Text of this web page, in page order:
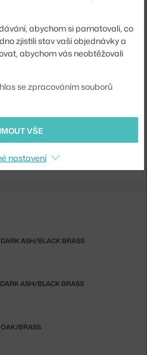
dřevo
Polica Sector S/L, dark ash/black
toSector Shelf S/L, dark ash/black
DARK ASH/BLACK BRASS
ASH/BLACK BRASS
OAK/BRASS
abychom si pamatovali, co
zjistili stav vaší objednávky a
abychom vás neobtěžovali
se zpracováním souborů
VŠE
nastavení